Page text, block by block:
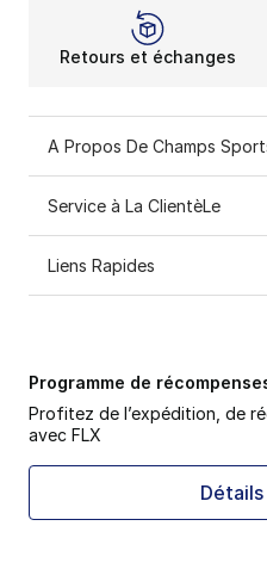
Retours et échanges
A Propos De Champs
Service à La ClientèLe
Liens Rapides
Programme de
Profitez de l’expédition, de
avec FLX
Détails